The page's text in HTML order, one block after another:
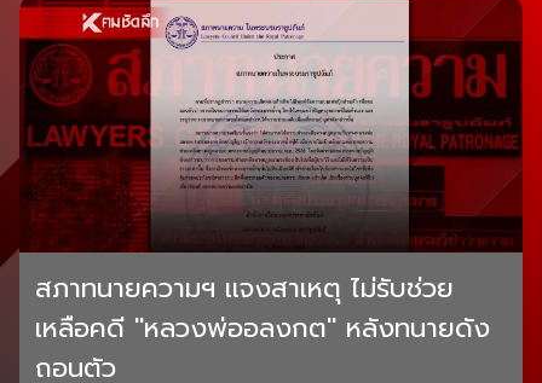
สภาทนายความฯ เเจงสาเหตุ ไม่รับช่วย
เหลือคดี "หลวงพ่ออลงกต" หลังทนายดัง
ถอนตัว